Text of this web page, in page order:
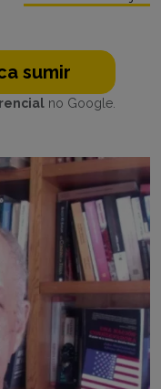
sumir
no Google.